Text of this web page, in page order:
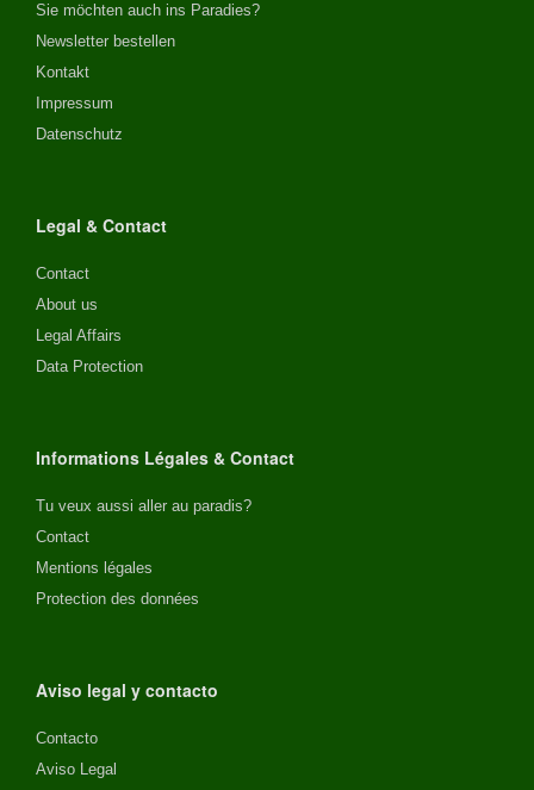
Sie möchten auch ins Paradies?
Newsletter bestellen
Kontakt
Impressum
Datenschutz
Legal & Contact
Contact
About us
Legal Affairs
Data Protection
Informations Légales & Contact
Tu veux aussi aller au paradis?
Contact
Mentions légales
Protection des données
Aviso legal y contacto
Contacto
Aviso Legal